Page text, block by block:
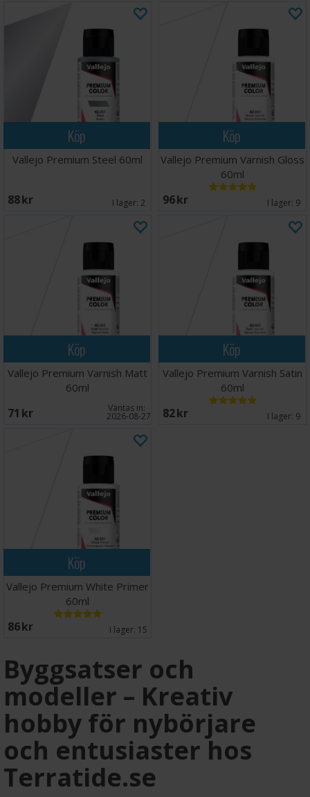
Köp
Vallejo Premium Steel 60ml
88 SEK I lager: 2
Köp
Vallejo Premium Varnish Gloss
60ml
96 SEK I lager: 9
Köp
Vallejo Premium Varnish Matt
60ml
71 SEK Väntas in:
2026-08-27
Köp
Vallejo Premium Varnish Satin
60ml
82 SEK I lager: 9
Köp
Vallejo Premium White Primer
60ml
86 SEK I lager: 15
Byggsatser och
modeller – Kreativ
hobby för nybörjare
och entusiaster hos
Terratide.se